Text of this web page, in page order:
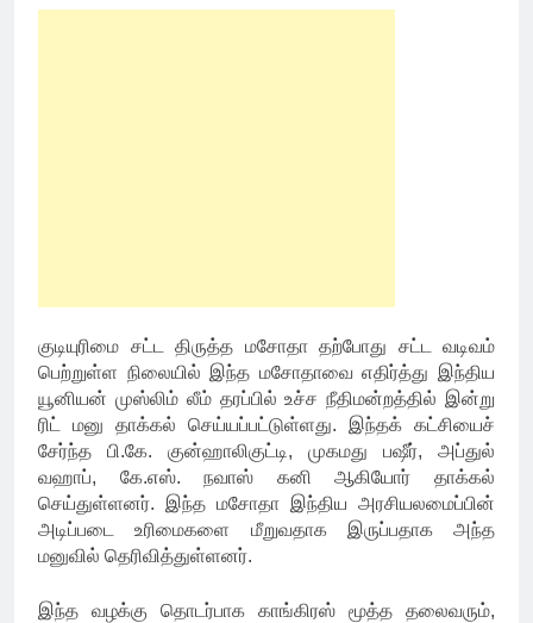
குடியுரிமை சட்ட திருத்த மசோதா தற்போது சட்ட வடிவம்
பெற்றுள்ள நிலையில் இந்த மசோதாவை எதிர்த்து இந்திய
யூனியன் முஸ்லிம் லீம் தரப்பில் உச்ச நீதிமன்றத்தில் இன்று
ரிட் மனு தாக்கல் செய்யப்பட்டுள்ளது. இந்தக் கட்சியைச்
சேர்ந்த பி.கே. குன்ஹாலிகுட்டி, முகமது பஷீர், அப்துல்
வஹாப், கே.எஸ். நவாஸ் கனி ஆகியோர் தாக்கல்
செய்துள்ளனர். இந்த மசோதா இந்திய அரசியலமைப்பின்
அடிப்படை உரிமைகளை மீறுவதாக இருப்பதாக அந்த
மனுவில் தெரிவித்துள்ளனர்.
இந்த வழக்கு தொடர்பாக காங்கிரஸ் மூத்த தலைவரும்,